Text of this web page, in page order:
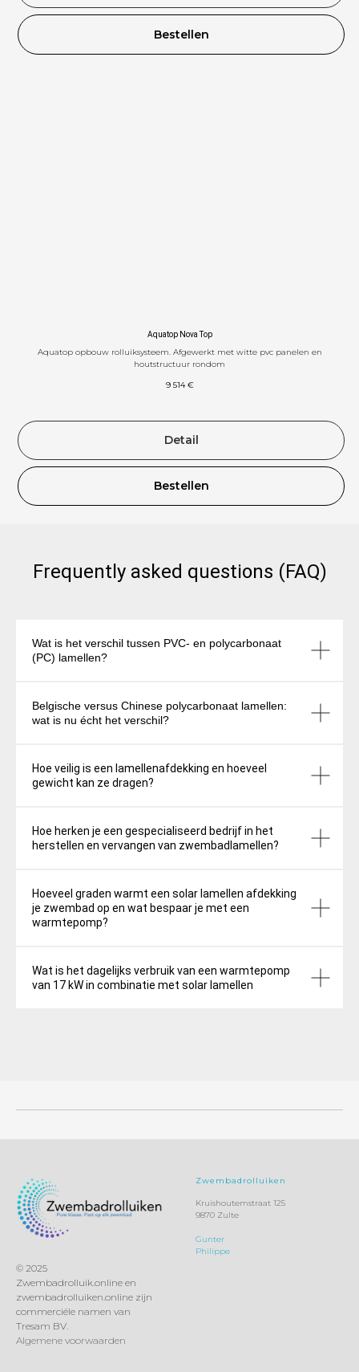
Bestellen
Aquatop Nova Top
Aquatop opbouw rolluiksysteem. Afgewerkt met witte pvc panelen en
houtstructuur rondom
9 514 €
Detail
Bestellen
Frequently asked questions (FAQ)
Wat is het verschil tussen PVC- en polycarbonaat
(PC) lamellen?
Belgische versus Chinese polycarbonaat lamellen:
wat is nu écht het verschil?
Hoe veilig is een lamellenafdekking en hoeveel
gewicht kan ze dragen?
Hoe herken je een gespecialiseerd bedrijf in het
herstellen en vervangen van zwembadlamellen?
Hoeveel graden warmt een solar lamellen afdekking
je zwembad op en wat bespaar je met een
warmtepomp?
Wat is het dagelijks verbruik van een warmtepomp
van 17 kW in combinatie met solar lamellen
© 2025
Zwembadrolluik.online en
zwembadrolluiken.online zijn
commerciële namen van
Tresam BV.
Algemene voorwaarden
Zwembadrolluiken
Kruishoutemstraat 125
9870 Zulte
Gunter
Philippe